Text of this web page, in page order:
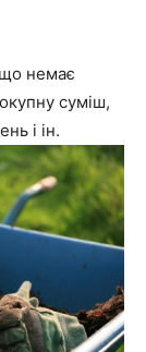
немає
суміш,
і ін.